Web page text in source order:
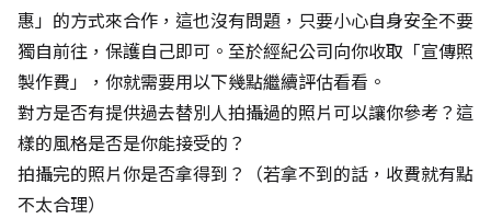
惠」的方式來合作，這也沒有問題，只要小心自身安全不要
獨自前往，保護自己即可。至於經紀公司向你收取「宣傳照
製作費」，你就需要用以下幾點繼續評估看看。
對方是否有提供過去替別人拍攝過的照片可以讓你參考？這
樣的風格是否是你能接受的？
拍攝完的照片你是否拿得到？（若拿不到的話，收費就有點
不太合理）